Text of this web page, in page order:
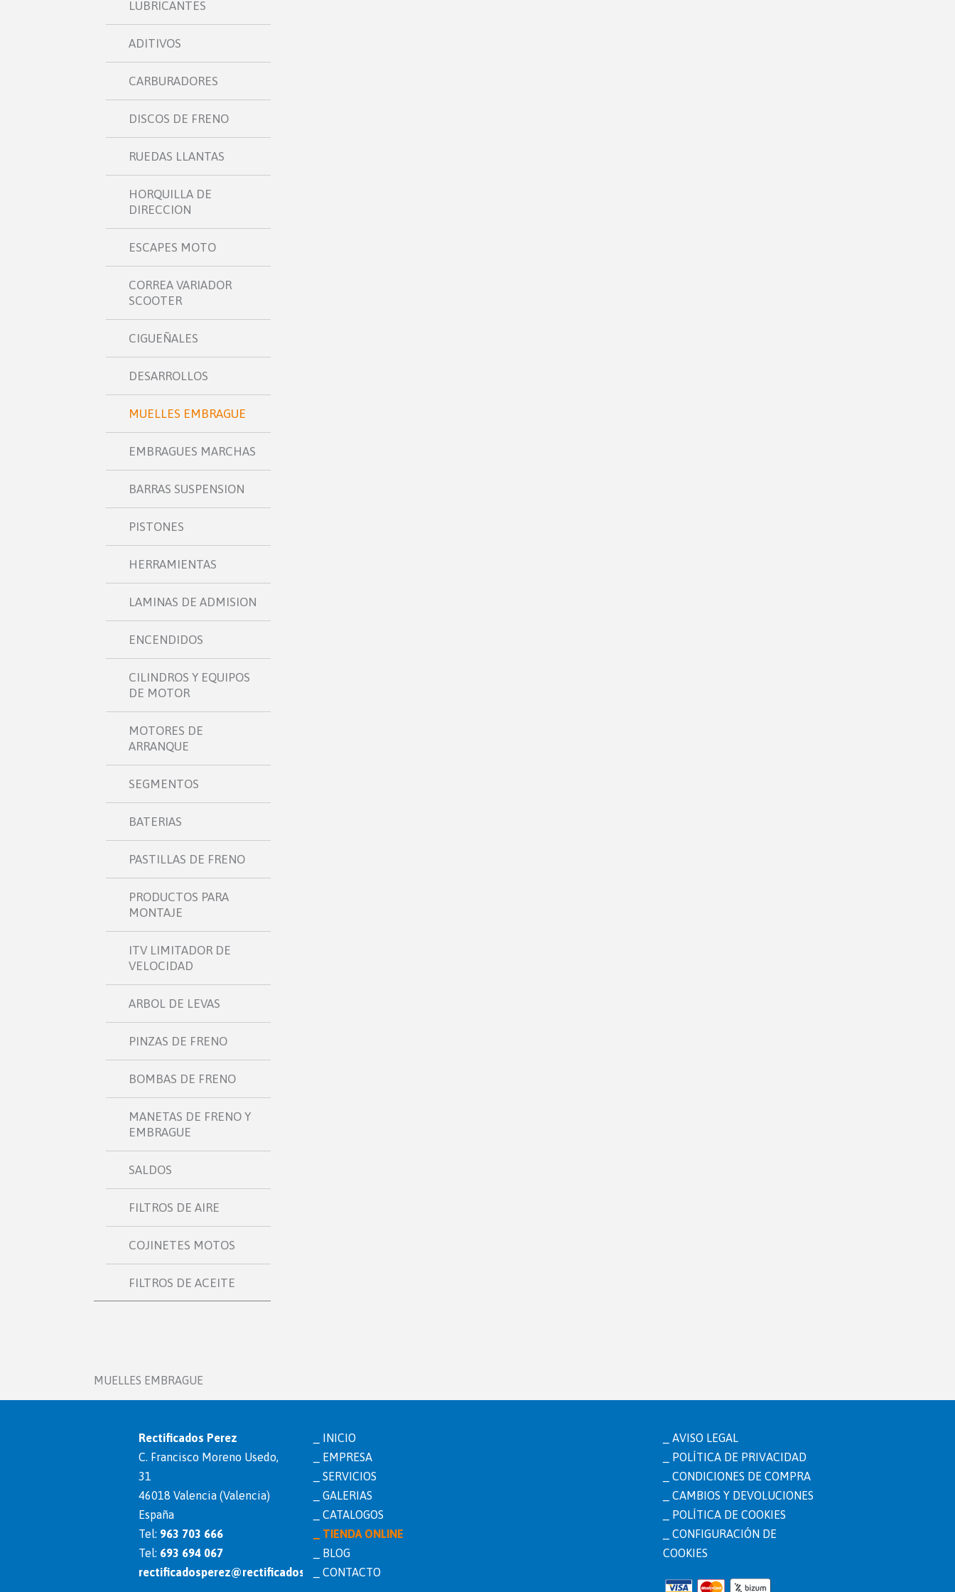
LUBRICANTES
ADITIVOS
CARBURADORES
DISCOS DE FRENO
RUEDAS LLANTAS
HORQUILLA DE
DIRECCION
ESCAPES MOTO
CORREA VARIADOR
SCOOTER
CIGUEÑALES
DESARROLLOS
MUELLES EMBRAGUE
EMBRAGUES MARCHAS
BARRAS SUSPENSION
PISTONES
HERRAMIENTAS
LAMINAS DE ADMISION
ENCENDIDOS
CILINDROS Y EQUIPOS
DE MOTOR
MOTORES DE
ARRANQUE
SEGMENTOS
BATERIAS
PASTILLAS DE FRENO
PRODUCTOS PARA
MONTAJE
ITV LIMITADOR DE
VELOCIDAD
ARBOL DE LEVAS
PINZAS DE FRENO
BOMBAS DE FRENO
MANETAS DE FRENO Y
EMBRAGUE
SALDOS
FILTROS DE AIRE
COJINETES MOTOS
FILTROS DE ACEITE
MUELLES EMBRAGUE
Rectificados Perez
C. Francisco Moreno Usedo,
31
46018 Valencia (Valencia)
España
Tel: 963 703 666
Tel: 693 694 067
rectificadosperez@rectificadosperez.com
INICIO
EMPRESA
SERVICIOS
GALERIAS
CATALOGOS
TIENDA ONLINE
BLOG
CONTACTO
AVISO LEGAL
POLÍTICA DE PRIVACIDAD
CONDICIONES DE COMPRA
CAMBIOS Y DEVOLUCIONES
POLÍTICA DE COOKIES
CONFIGURACIÓN DE
COOKIES